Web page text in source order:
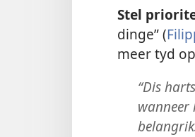
Stel
dinge” (
meer tyd
“Dis
wanneer